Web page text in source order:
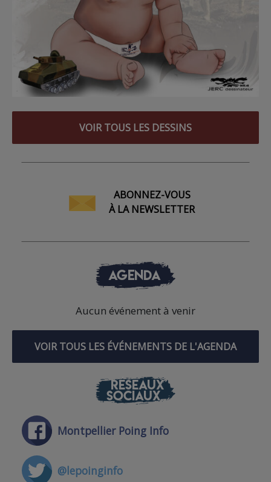
VOIR TOUS LES DESSINS
ABONNEZ-VOUS
À LA NEWSLETTER
AGENDA
Aucun événement à venir
VOIR TOUS LES ÉVÉNEMENTS DE L'AGENDA
RÉSEAUX
SOCIAUX
Montpellier Poing Info
@lepoinginfo